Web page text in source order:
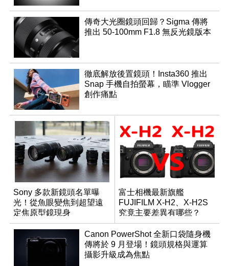
傳奇大光圈鏡頭回歸？Sigma 傳將
推出 50-100mm F1.8 無反光鏡版本
徹底解放後置鏡頭！Insta360 推出
Snap 手機自拍螢幕，瞄準 Vlogger
創作痛點
Sony 多款新鏡頭名單曝
光！從魚眼變焦到超望遠
定焦原型鏡現身
富士相機最新旗艦
FUJIFILM X-H2、X-H2S
究竟主要差異有哪些？
Canon PowerShot 全新口袋隨身機
傳將於 9 月登場！鏡頭規格與運算
攝影升級成為焦點